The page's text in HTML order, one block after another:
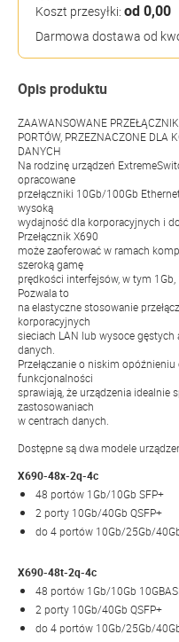
Koszt przesyłki: od 0,00
Darmowa dostawa od
Opis produktu
ZAAWANSOWANE
PORTÓW, PRZEZNACZONE DLA
DANYCH
Na rodzinę urządzeń
opracowane
przełączniki 10Gb/100Gb
wysoką
wydajność dla korporacyjnych i
Przełącznik X690
może zaoferować w ramach
szeroką gamę
prędkości interfejsów, w tym 1Gb,
Pozwala to
na elastyczne stosowanie
korporacyjnych
sieciach LAN lub wysoce
danych.
Przełączanie o niskim
funkcjonalności
sprawiają, że urządzenia idealnie
zastosowaniach
w centrach danych.
Dostępne są dwa modele
X690-48x-2q-4c
48 portów 1Gb/10Gb SFP+
2 porty 10Gb/40Gb QSFP+
do 4 portów 10Gb/25Gb/
X690-48t-2q-4c
48 portów 1Gb/10Gb
2 porty 10Gb/40Gb QSFP+
do 4 portów 10Gb/25Gb/